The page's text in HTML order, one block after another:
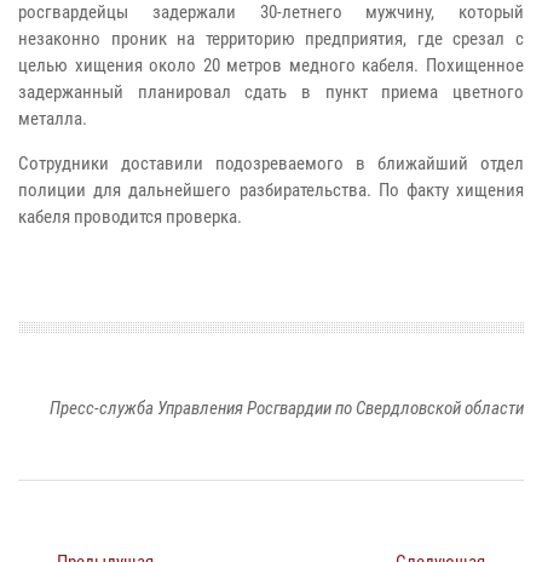
росгвардейцы задержали 30-летнего мужчину, который
незаконно проник на территорию предприятия, где срезал с
целью хищения около 20 метров медного кабеля. Похищенное
задержанный планировал сдать в пункт приема цветного
металла.
Сотрудники доставили подозреваемого в ближайший отдел
полиции для дальнейшего разбирательства. По факту хищения
кабеля проводится проверка.
Пресс-служба Управления Росгвардии по Свердловской области